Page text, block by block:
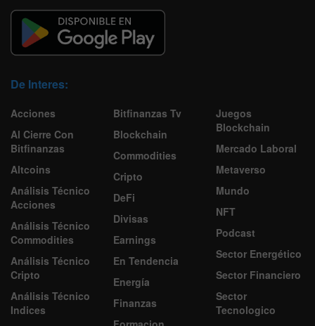
De Interes:
Acciones
Al Cierre Con
Bitfinanzas
Altcoins
Análisis Técnico
Acciones
Análisis Técnico
Commodities
Análisis Técnico
Cripto
Análisis Técnico
Indices
Bitfinanzas Tv
Blockchain
Commodities
Cripto
DeFi
Divisas
Earnings
En Tendencia
Energía
Finanzas
Juegos
Blockchain
Mercado Laboral
Metaverso
Mundo
NFT
Podcast
Sector Energético
Sector Financiero
Sector
Tecnologico